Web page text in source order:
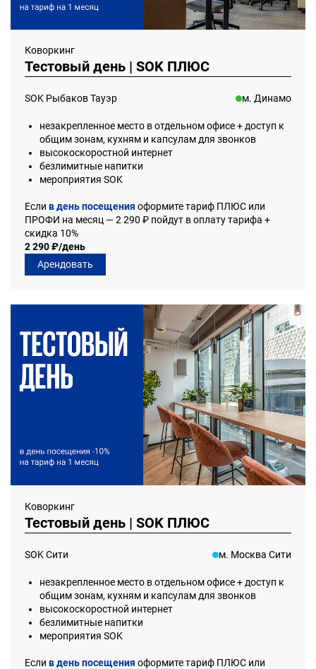
Коворкинг
Тестовый день | SOK ПЛЮС
SOK Рыбаков Тауэр м. Динамо
незакрепленное место в отдельном офисе + доступ к
общим зонам, кухням и капсулам для звонков
высокоскоростной интернет
безлимитные напитки
мероприятия SOK
Если в день посещения оформите тариф ПЛЮС или
ПРОФИ на месяц — 2 290 ₽ пойдут в оплату тарифа +
скидка 10%
2 290 ₽/день
Арендовать
Коворкинг
Тестовый день | SOK ПЛЮС
SOK Сити м. Москва Сити
незакрепленное место в отдельном офисе + доступ к
общим зонам, кухням и капсулам для звонков
высокоскоростной интернет
безлимитные напитки
мероприятия SOK
Если в день посещения оформите тариф ПЛЮС или